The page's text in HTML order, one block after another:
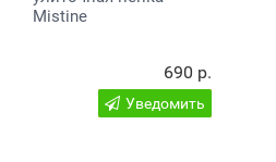
Mistine
690 р.
Уведомить